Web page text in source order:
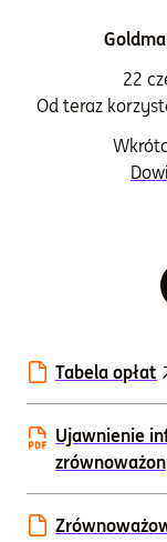
dla
Prospekty
Tabela opłat
Ujawnienie
22
Od teraz